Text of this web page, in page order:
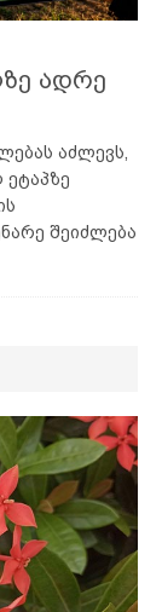
ადრე
აძლევს,
შეიძლება